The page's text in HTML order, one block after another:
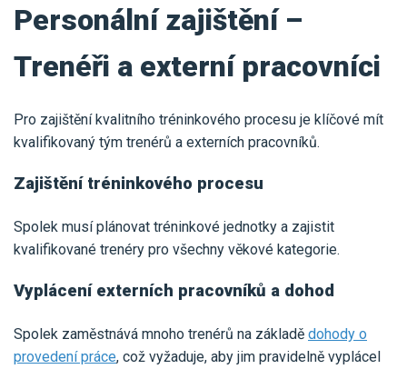
Personální zajištění –
Trenéři a externí pracovníci
Pro zajištění kvalitního tréninkového procesu je klíčové mít
kvalifikovaný tým trenérů a externích pracovníků.
Zajištění tréninkového procesu
Spolek musí plánovat tréninkové jednotky a zajistit
kvalifikované trenéry pro všechny věkové kategorie.
Vyplácení externích pracovníků a dohod
Spolek zaměstnává mnoho trenérů na základě dohody o
provedení práce, což vyžaduje, aby jim pravidelně vyplácel